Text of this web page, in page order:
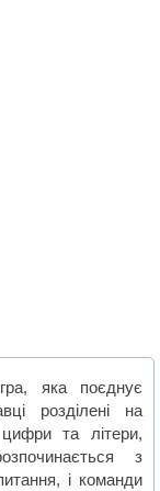
яка поєднує
розділені на
та літери,
з
і команди